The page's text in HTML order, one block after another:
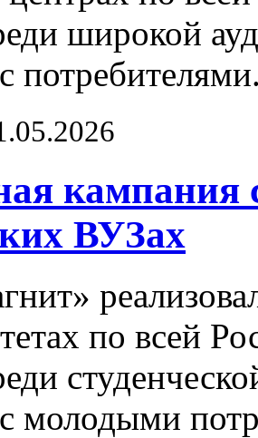
широкой
кампания
ВУЗах
по всей
молодыми